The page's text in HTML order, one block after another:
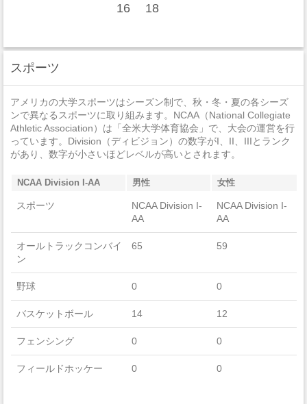
加重暴行 1
窃盗 15
自動車盗難 0
16 18
スポーツ
アメリカの大学スポーツはシーズン制で、秋・冬・夏の各シーズ
ンで異なるスポーツに取り組みます。NCAA（National Collegiate
Athletic Association）は「全米大学体育協会」で、大会の運営を行
っています。Division（ディビジョン）の数字がI、II、IIIとランク
があり、数字が小さいほどレベルが高いとされます。
NCAA Division I-AA 男性 女性
スポーツ
NCAA Division I-
AA
NCAA Division I-
AA
オールトラックコンバイ
ン
65 59
野球 0 0
バスケットボール 14 12
フェンシング 0 0
フィールドホッケー 0 0